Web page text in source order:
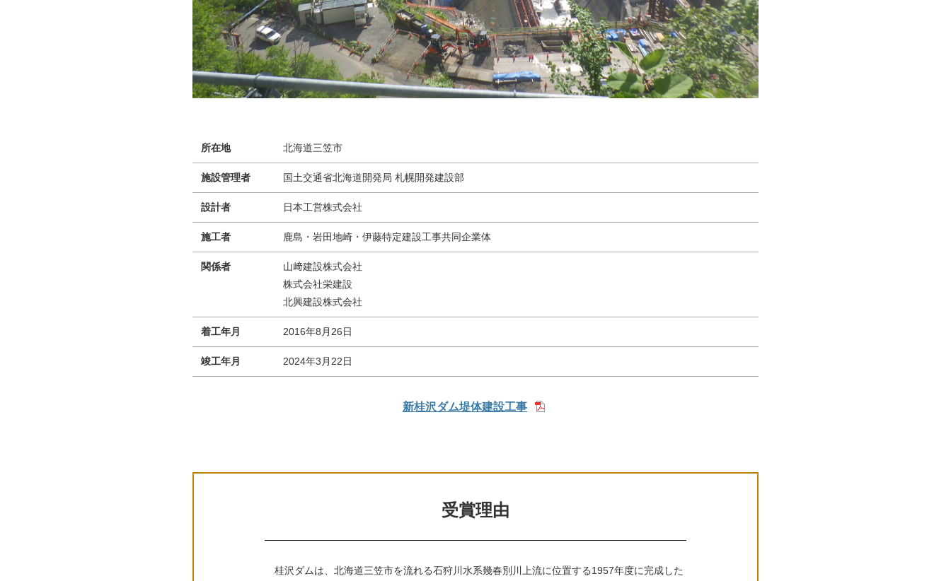
所在地 北海道三笠市
施設管理者 国土交通省北海道開発局 札幌開発建設部
設計者 日本工営株式会社
施工者 鹿島・岩田地崎・伊藤特定建設工事共同企業体
関係者
山﨑建設株式会社
株式会社栄建設
北興建設株式会社
着工年月 2016年8月26日
竣工年月 2024年3月22日
新桂沢ダム堤体建設工事
受賞理由
桂沢ダムは、北海道三笠市を流れる石狩川水系幾春別川上流に位置する1957年度に完成した